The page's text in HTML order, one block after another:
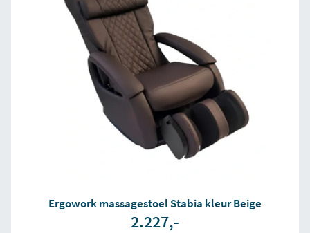
Ergowork massagestoel Stabia kleur Beige
2.227,-